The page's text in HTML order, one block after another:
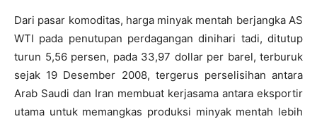
Dari pasar komoditas, harga minyak mentah berjangka AS
WTI pada penutupan perdagangan dinihari tadi, ditutup
turun 5,56 persen, pada 33,97 dollar per barel, terburuk
sejak 19 Desember 2008, tergerus perselisihan antara
Arab Saudi dan Iran membuat kerjasama antara eksportir
utama untuk memangkas produksi minyak mentah lebih